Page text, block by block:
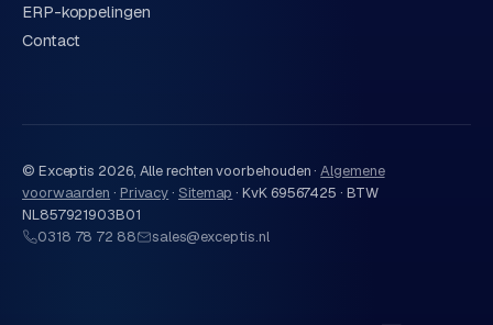
ERP-koppelingen
Contact
© Exceptis 2026, Alle rechten voorbehouden · Algemene
voorwaarden · Privacy· Sitemap ·KvK 69567425 · BTW
NL857921903B01
0318 78 72 88
sales@exceptis.nl